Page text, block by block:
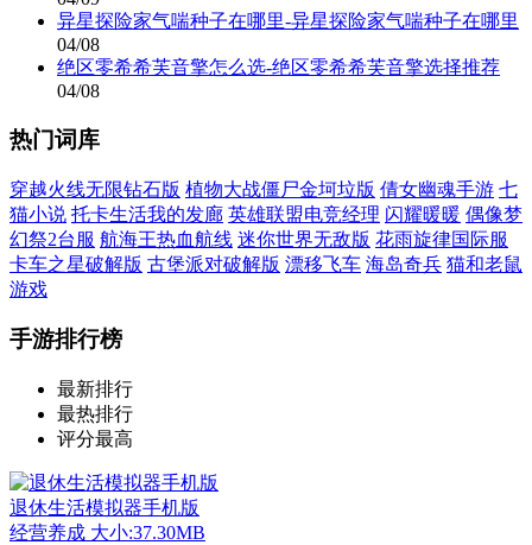
异星探险家气喘种子在哪里-异星探险家气喘种子在哪里
04/08
绝区零希希芙音擎怎么选-绝区零希希芙音擎选择推荐
04/08
热门词库
穿越火线无限钻石版 植物大战僵尸金坷垃版 倩女幽魂手游 七
猫小说 托卡生活我的发廊 英雄联盟电竞经理 闪耀暖暖 偶像梦
幻祭2台服 航海王热血航线 迷你世界无敌版 花雨旋律国际服
卡车之星破解版 古堡派对破解版 漂移飞车 海岛奇兵 猫和老鼠
游戏
手游排行榜
最新排行
最热排行
评分最高
退休生活模拟器手机版
经营养成 大小:37.30MB